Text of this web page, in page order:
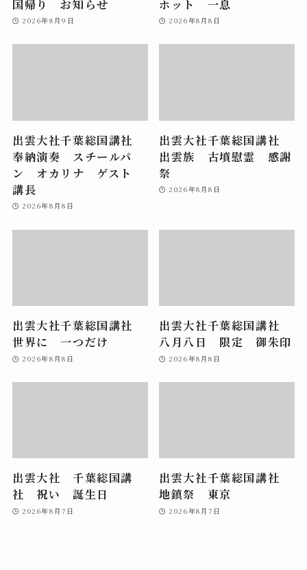
国帰り お知らせ
2026年8月9日
ホット 一息
2026年8月8日
出雲大社千葉総国講社
奉納演奏 スチールパ
ン オカリナ ゲスト
講長
2026年8月8日
出雲大社千葉総国講社
出雲族 古墳慰霊 感謝
祭
2026年8月8日
出雲大社千葉総国講社
世界に 一つだけ
2026年8月8日
出雲大社千葉総国講社
八月八日 限定 御朱印
2026年8月8日
出雲大社 千葉総国講
社 祝い 誕生日
2026年8月7日
出雲大社千葉総国講社
地鎮祭 東京
2026年8月7日